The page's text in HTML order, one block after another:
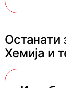
Останати
Хемија и